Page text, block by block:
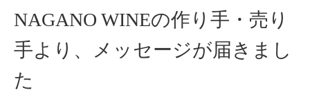
NAGANO WINEの作り手・売り
手より、メッセージが届きまし
た